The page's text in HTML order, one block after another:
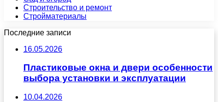
Строительство и ремонт
Стройматериалы
Последние записи
16.05.2026
Пластиковые окна и двери особенности
выбора установки и эксплуатации
10.04.2026